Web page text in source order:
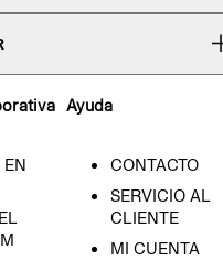
Ayuda
CONTACTO
SERVICIO AL
CLIENTE
MI CUENTA